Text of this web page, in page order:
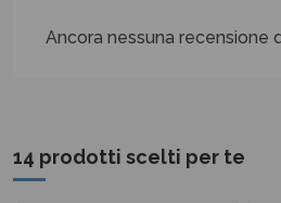
Ancora nessuna recensione
14 prodotti scelti per te